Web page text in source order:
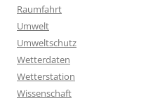
Raumfahrt
Umwelt
Umweltschutz
Wetterdaten
Wetterstation
Wissenschaft